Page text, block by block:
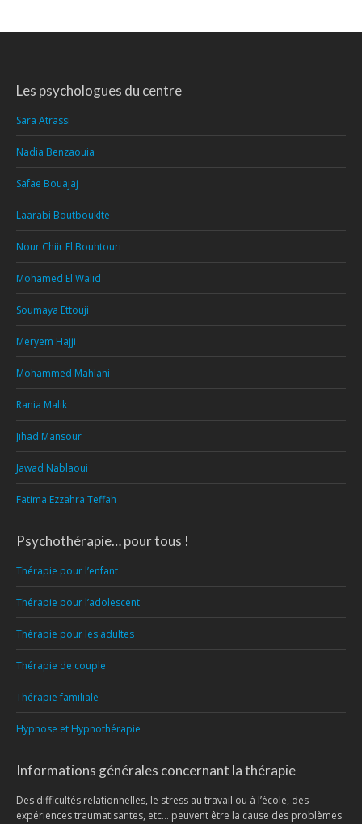
Les psychologues du centre
Sara Atrassi
Nadia Benzaouia
Safae Bouajaj
Laarabi Boutbouklte
Nour Chiir El Bouhtouri
Mohamed El Walid
Soumaya Ettouji
Meryem Hajji
Mohammed Mahlani
Rania Malik
Jihad Mansour
Jawad Nablaoui
Fatima Ezzahra Teffah
Psychothérapie… pour tous !
Thérapie pour l’enfant
Thérapie pour l’adolescent
Thérapie pour les adultes
Thérapie de couple
Thérapie familiale
Hypnose et Hypnothérapie
Informations générales concernant la thérapie
Des difficultés relationnelles, le stress au travail ou à l’école, des
expériences traumatisantes, etc… peuvent être la cause des problèmes